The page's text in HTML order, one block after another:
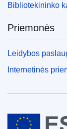
Bibliotekininko
Priemonės
Leidybos
Internetinės
Europos